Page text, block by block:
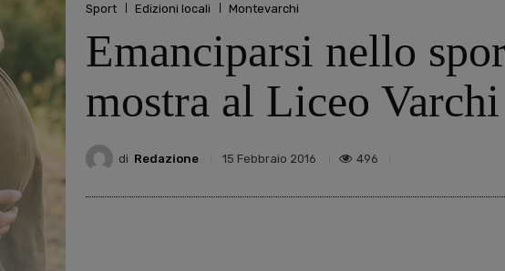
Sport Edizioni locali Montevarchi
Emanciparsi nello
mostra al Liceo Varchi
di Redazione 15 Febbraio 2016 496